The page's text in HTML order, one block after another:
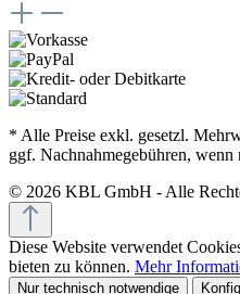
* Alle Preise exkl. gesetzl.
ggf. Nachnahmegebühren, wenn
© 2026 KBL GmbH - Alle
Diese Website verwendet
bieten zu können. Mehr
Nur technisch notwendige